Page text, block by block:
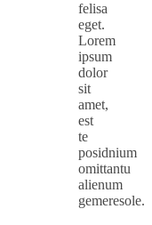
felisa
eget.
Lorem
ipsum
dolor
sit
amet,
est
te
posidnium
omittantu
alienum
gemeresole.